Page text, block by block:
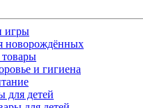
игры
новорождённых
и гигиена
для детей